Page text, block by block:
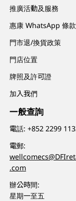
推廣活動及服務
惠康 WhatsApp 條
門市退/換貨政策
門店位置
牌照及許可證
加入我們
一般查詢
電話:+852 2299
電郵:
.com
辦公時間:
星期一至五